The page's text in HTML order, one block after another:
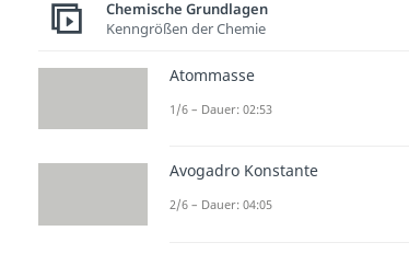
Chemische Grundlagen
Kenngrößen der Chemie
Atommasse
1/6 – Dauer: 02:53
Avogadro Konstante
2/6 – Dauer: 04:05